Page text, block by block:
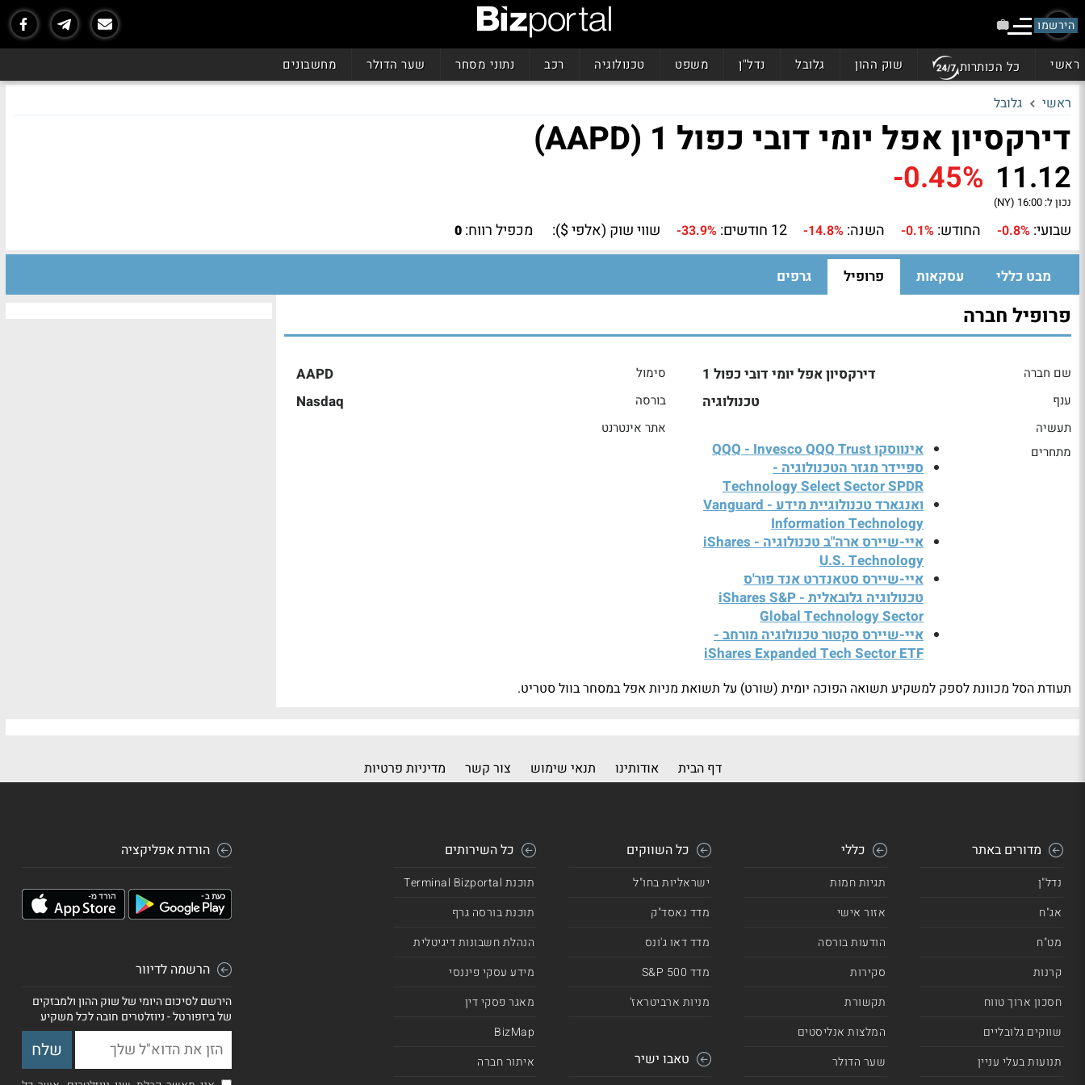
הירשמו
ראשי כל הכותרות שוק ההון גלובל נדל"ן משפט טכנולוגיה רכב נתוני מסחר שער הדולר מחשבונים
ראשי גלובל
דירקסיון אפל יומי דובי כפול 1 (AAPD)
11.12
-0.45%
נכון ל: 16:00 (NY)
שבועי: -0.8% החודש: -0.1% השנה: -14.8% 12 חודשים: -33.9% שווי שוק (אלפי $): מכפיל רווח: 0
מבט כללי עסקאות פרופיל גרפים
פרופיל חברה
שם חברה דירקסיון אפל יומי דובי כפול 1
ענף טכנולוגיה
תעשיה
מתחרים
אינווסקו QQQ - Invesco QQQ Trust
ספיידר מגזר הטכנולוגיה -
Technology Select Sector SPDR
ואנגארד טכנולוגיית מידע - Vanguard
Information Technology
איי-שיירס ארה"ב טכנולוגיה - iShares
U.S. Technology
איי-שיירס סטאנדרט אנד פור'ס
טכנולוגיה גלובאלית - iShares S&P
Global Technology Sector
איי-שיירס סקטור טכנולוגיה מורחב -
iShares Expanded Tech Sector ETF
סימול AAPD
בורסה Nasdaq
אתר אינטרנט
תעודת הסל מכוונת לספק למשקיע תשואה הפוכה יומית (שורט) על תשואת מניות אפל במסחר בוול סטריט.
דף הבית אודותינו תנאי שימוש צור קשר מדיניות פרטיות
מדורים באתר
נדל"ן
אג"ח
מט"ח
קרנות
חסכון ארוך טווח
שווקים גלובליים
תנועות בעלי עניין
כללי
תגיות חמות
אזור אישי
הודעות בורסה
סקירות
תקשורת
המלצות אנליסטים
שער הדולר
כל השווקים
ישראליות בחו"ל
מדד נאסד"ק
מדד דאו ג'ונס
מדד 500 S&P
מניות ארביטראז'
טאבו ישיר
כל השירותים
תוכנת Terminal Bizportal
תוכנת בורסה גרף
הנהלת חשבונות דיגיטלית
מידע עסקי פיננסי
מאגר פסקי דין
BizMap
איתור חברה
הורדת אפליקציה
הרשמה לדיוור
הירשם לסיכום היומי של שוק ההון ולמבזקים
של ביזפורטל - ניוזלטרים חובה לכל משקיע